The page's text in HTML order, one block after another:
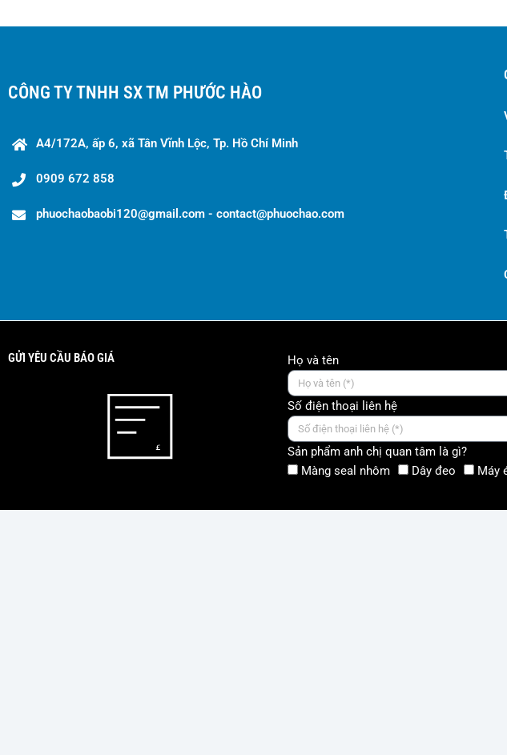
CÔNG TY TNHH SX TM PHƯỚC HÀO
A4/172A, ấp 6, xã Tân Vĩnh Lộc, Tp. Hồ Chí Minh
0909 672 858
phuochaobaobi120@gmail.com - contact@phuochao.com
GỬI YÊU CẦU BÁO GIÁ Họ và tên
Số điện thoại liên hệ
Sản phẩm anh chị quan tâm là gì?
Màng seal nhôm
Dây đeo Máy